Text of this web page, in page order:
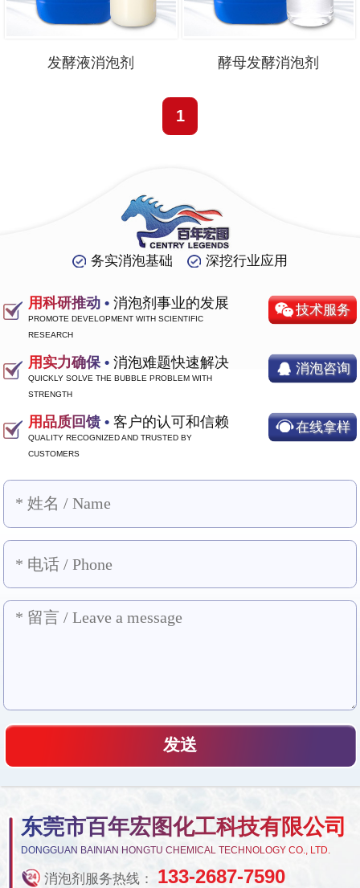
发酵液消泡剂 酵母发酵消泡剂
1
务实消泡基础 深挖行业应用
用科研推动 • 消泡剂事业的发展
PROMOTE DEVELOPMENT WITH SCIENTIFIC
RESEARCH
用实力确保 • 消泡难题快速解决
QUICKLY SOLVE THE BUBBLE PROBLEM WITH
STRENGTH
用品质回馈 • 客户的认可和信赖
QUALITY RECOGNIZED AND TRUSTED BY
CUSTOMERS
技术服务
消泡咨询
在线拿样
东莞市百年宏图化工科技有限公司
DONGGUAN BAINIAN HONGTU CHEMICAL TECHNOLOGY CO., LTD.
消泡剂服务热线： 133-2687-7590